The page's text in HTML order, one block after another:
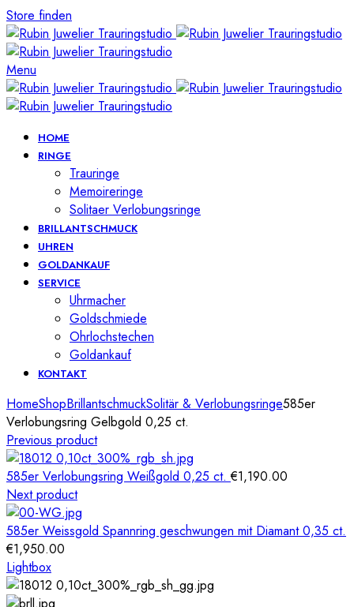
Store finden
Menu
HOME
RINGE
Trauringe
Memoireringe
Solitaer Verlobungsringe
BRILLANTSCHMUCK
UHREN
GOLDANKAUF
SERVICE
Uhrmacher
Goldschmiede
Ohrlochstechen
Goldankauf
KONTAKT
HomeShopBrillantschmuckSolitär & Verlobungsringe585er
Verlobungsring Gelbgold 0,25 ct.
Previous product
585er Verlobungsring Weißgold 0,25 ct.€1,190.00
Next product
585er Weissgold Spannring geschwungen mit Diamant 0,35 ct.
€1,950.00
Lightbox